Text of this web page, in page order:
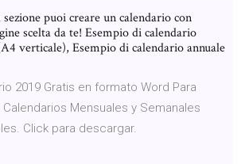
puoi creare un calendario con
scelta da te! Esempio di calendario
verticale), Esempio di calendario annuale
2019 Gratis en formato Word Para
Calendarios Mensuales y Semanales
Click para descargar.